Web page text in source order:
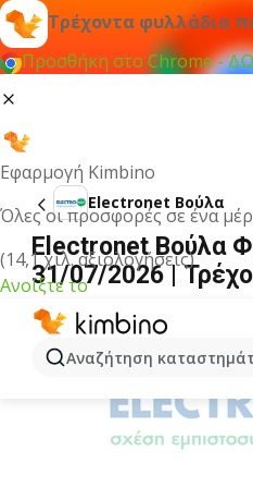
Τρέχοντα φυλλάδια
Προσθήκη στο Chrome -
Εφαρμογή Kimbino
Όλες οι προσφορές σε ένα
(14,1 χιλ. αξιολογήσεις)
Ανοίξτε το
Αναζήτηση
Electronet Βούλα
Electronet Βούλα
31/07/2026 |